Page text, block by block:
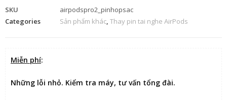
SKU
airpodspro2_pinhopsac
Categories
Sản phẩm khác, Thay pin tai nghe AirPods
Miễn phí:
Những lỗi nhỏ. Kiểm tra máy, tư vấn tổng đài.